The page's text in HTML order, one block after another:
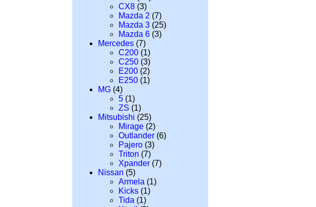
CX8 (3)
Mazda 2 (7)
Mazda 3 (25)
Mazda 6 (3)
Mercedes (7)
C200 (1)
C250 (3)
E200 (2)
E250 (1)
MG (4)
5 (1)
ZS (1)
Mitsubishi (25)
Mirage (2)
Outlander (6)
Pajero (3)
Triton (7)
Xpander (7)
Nissan (5)
Armela (1)
Kicks (1)
Tida (1)